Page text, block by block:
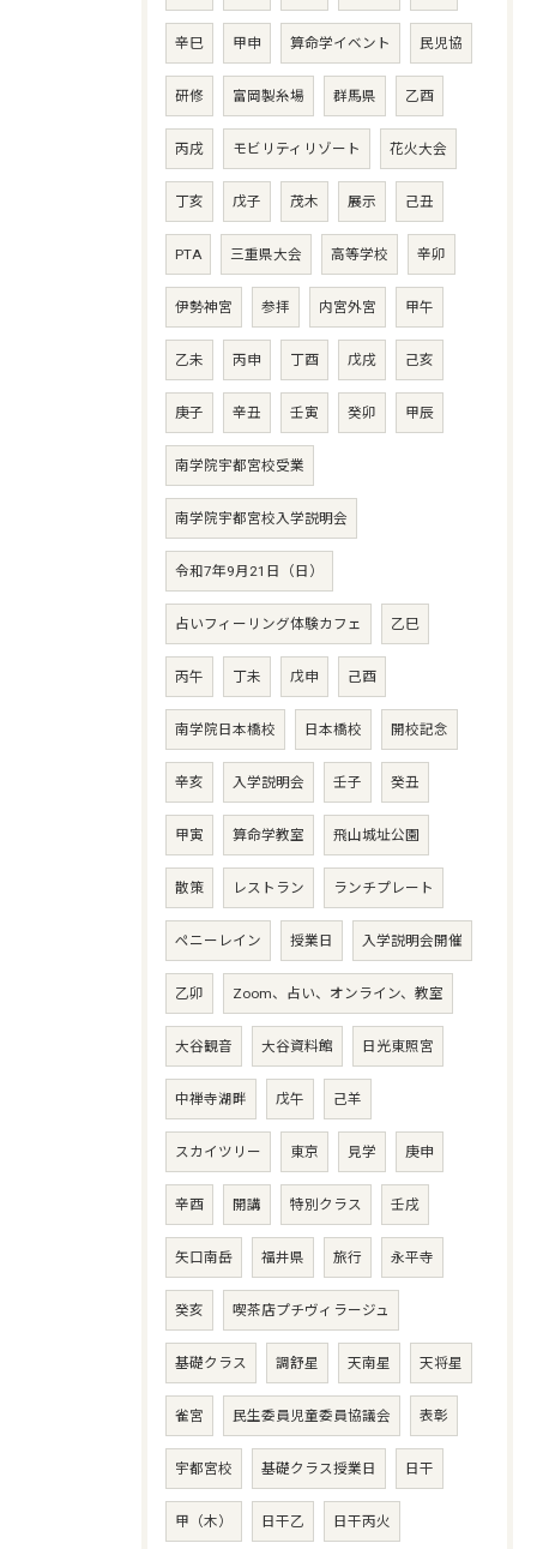
辛巳 甲申 算命学イベント 民児協
研修 富岡製糸場 群馬県 乙酉
丙戌 モビリティリゾート 花火大会
丁亥 戊子 茂木 展示 己丑
PTA 三重県大会 高等学校 辛卯
伊勢神宮 参拝 内宮外宮 甲午
乙未 丙申 丁酉 戊戌 己亥
庚子 辛丑 壬寅 癸卯 甲辰
南学院宇都宮校受業
南学院宇都宮校入学説明会
令和7年9月21日（日）
占いフィーリング体験カフェ 乙巳
丙午 丁未 戊申 己酉
南学院日本橋校 日本橋校 開校記念
辛亥 入学説明会 壬子 癸丑
甲寅 算命学教室 飛山城址公園
散策 レストラン ランチプレート
ペニーレイン 授業日 入学説明会開催
乙卯 Zoom、占い、オンライン、教室
大谷観音 大谷資料館 日光東照宮
中禅寺湖畔 戊午 己羊
スカイツリー 東京 見学 庚申
辛酉 開講 特別クラス 壬戌
矢口南岳 福井県 旅行 永平寺
癸亥 喫茶店プチヴィラージュ
基礎クラス 調舒星 天南星 天将星
雀宮 民生委員児童委員協議会 表彰
宇都宮校 基礎クラス授業日 日干
甲（木） 日干乙 日干丙火